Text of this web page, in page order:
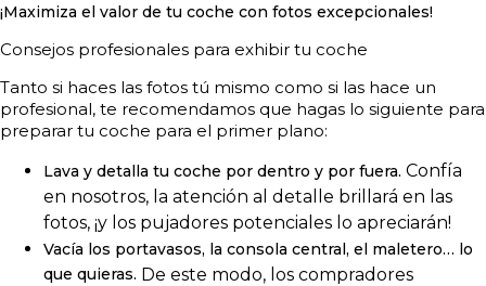
¡Maximiza el valor de tu coche con fotos excepcionales!
Consejos profesionales para exhibir tu coche
Tanto si haces las fotos tú mismo como si las hace un
profesional, te recomendamos que hagas lo siguiente para
preparar tu coche para el primer plano:
Lava y detalla tu coche por dentro y por fuera. Confía
en nosotros, la atención al detalle brillará en las
fotos, ¡y los pujadores potenciales lo apreciarán!
Vacía los portavasos, la consola central, el maletero… lo
que quieras. De este modo, los compradores